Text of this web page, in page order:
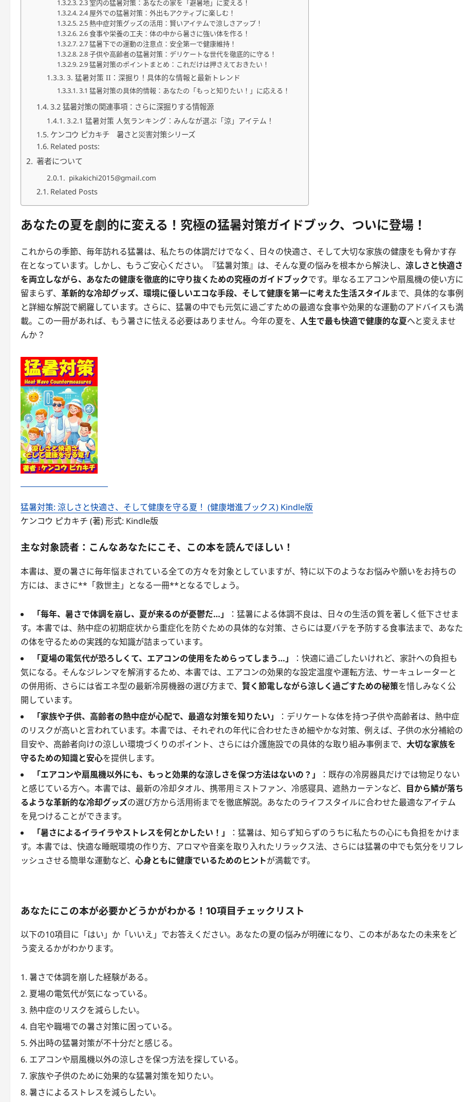
2.3 室内の猛暑対策：あなたの家を「避暑地」に変える！
2.4 屋外での猛暑対策：外出もアクティブに楽しむ！
2.5 熱中症対策グッズの活用：賢いアイテムで涼しさアップ！
2.6 食事や栄養の工夫：体の中から暑さに強い体を作る！
2.7 猛暑下での運動の注意点：安全第一で健康維持！
2.8 子供や高齢者の猛暑対策：デリケートな世代を徹底的に守る！
2.9 猛暑対策のポイントまとめ：これだけは押さえておきたい！
3. 猛暑対策 II：深掘り！具体的な情報と最新トレンド
3.1 猛暑対策の具体的情報：あなたの「もっと知りたい！」に応える！
3.2 猛暑対策の関連事項：さらに深掘りする情報源
3.2.1 猛暑対策 人気ランキング：みんなが選ぶ「涼」アイテム！
ケンコウ ピカキチ 暑さと災害対策シリーズ
Related posts:
著者について
pikakichi2015@gmail.com
Related Posts
あなたの夏を劇的に変える！究極の猛暑対策ガイドブック、ついに登場！
これからの季節、毎年訪れる猛暑は、私たちの体調だけでなく、日々の快適さ、そして大切な家族の健康をも脅かす存
在となっています。しかし、もうご安心ください。『猛暑対策』は、そんな夏の悩みを根本から解決し、 涼しさと快適さ
を両立しながら、あなたの健康を徹底的に守り抜くための究極のガイドブックです。単なるエアコンや扇風機の使い方に
留まらず、 革新的な冷却グッズ、環境に優しいエコな手段、そして健康を第一に考えた生活スタイルまで、具体的な事例
と詳細な解説で網羅しています。さらに、猛暑の中でも元気に過ごすための最適な食事や効果的な運動のアドバイスも満
載。この一冊があれば、もう暑さに怯える必要はありません。今年の夏を、 人生で最も快適で健康的な夏へと変えませ
んか？
猛暑対策: 涼しさと快適さ、そして健康を守る夏！ (健康増進ブックス) Kindle版
ケンコウ ピカキチ (著) 形式: Kindle版
主な対象読者：こんなあなたにこそ、この本を読んでほしい！
本書は、夏の暑さに毎年悩まされている全ての方々を対象としていますが、特に以下のようなお悩みや願いをお持ちの
方には、まさに**「救世主」となる一冊**となるでしょう。
「毎年、暑さで体調を崩し、夏が来るのが憂鬱だ…」
：猛暑による体調不良は、日々の生活の質を著しく低下させま
す。本書では、熱中症の初期症状から重症化を防ぐための具体的な対策、さらには夏バテを予防する食事法まで、あなた
の体を守るための実践的な知識が詰まっています。
「夏場の電気代が恐ろしくて、エアコンの使用をためらってしまう…」
：快適に過ごしたいけれど、家計への負担も
気になる。そんなジレンマを解消するため、本書では、エアコンの効果的な設定温度や運転方法、サーキュレーターと
の併用術、さらには省エネ型の最新冷房機器の選び方まで、 賢く節電しながら涼しく過ごすための秘策を惜しみなく公
開しています。
「家族や子供、高齢者の熱中症が心配で、最適な対策を知りたい」
：デリケートな体を持つ子供や高齢者は、熱中症
のリスクが高いと言われています。本書では、それぞれの年代に合わせたきめ細やかな対策、例えば、子供の水分補給の
目安や、高齢者向けの涼しい環境づくりのポイント、さらには介護施設での具体的な取り組み事例まで、 大切な家族を
守るための知識と安心を提供します。
「エアコンや扇風機以外にも、もっと効果的な涼しさを保つ方法はないの？」
：既存の冷房器具だけでは物足りない
と感じている方へ。本書では、最新の冷却タオル、携帯用ミストファン、冷感寝具、遮熱カーテンなど、 目から鱗が落ち
るような革新的な冷却グッズの選び方から活用術までを徹底解説。あなたのライフスタイルに合わせた最適なアイテム
を見つけることができます。
「暑さによるイライラやストレスを何とかしたい！」
：猛暑は、知らず知らずのうちに私たちの心にも負担をかけま
す。本書では、快適な睡眠環境の作り方、アロマや音楽を取り入れたリラックス法、さらには猛暑の中でも気分をリフレ
ッシュさせる簡単な運動など、 心身ともに健康でいるためのヒントが満載です。
あなたにこの本が必要かどうかがわかる！10項目チェックリスト
以下の10項目に「はい」か「いいえ」でお答えください。あなたの夏の悩みが明確になり、この本があなたの未来をど
う変えるかがわかります。
暑さで体調を崩した経験がある。
夏場の電気代が気になっている。
熱中症のリスクを減らしたい。
自宅や職場での暑さ対策に困っている。
外出時の猛暑対策が不十分だと感じる。
エアコンや扇風機以外の涼しさを保つ方法を探している。
家族や子供のために効果的な猛暑対策を知りたい。
暑さによるストレスを減らしたい。